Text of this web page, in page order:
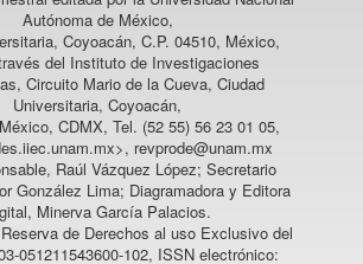
Autónoma de México,
Coyoacán, C.P. 04510, México,
del Instituto de Investigaciones
Circuito Mario de la Cueva, Ciudad
Universitaria, Coyoacán,
CDMX, Tel. (52 55) 56 23 01 05,
revprode@unam.mx
Raúl Vázquez López; Secretario
González Lima; Diagramadora y Editora
Minerva García Palacios.
de Derechos al uso Exclusivo del
051211543600-102, ISSN electrónico: